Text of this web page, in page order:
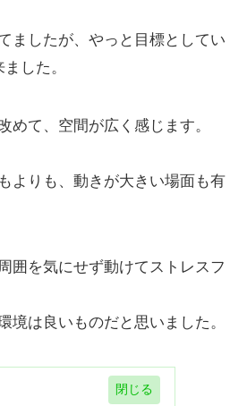
ましたが、やっと目標としてい
した。
めて、空間が広く感じます。
よりも、動きが大きい場面も有
囲を気にせず動けてストレスフ
境は良いものだと思いました。